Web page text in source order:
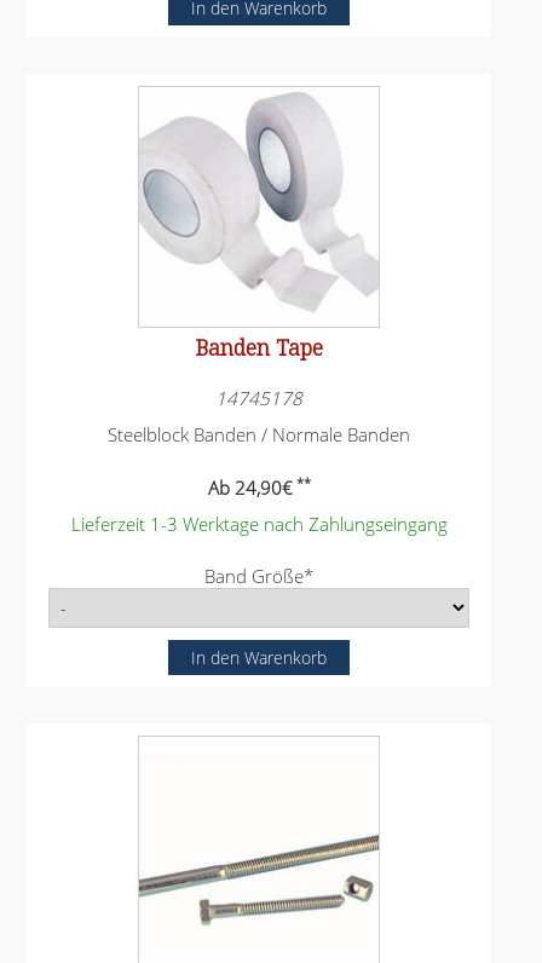
Banden Tape
14745178
Steelblock Banden / Normale Banden
Ab24,90€**
Lieferzeit 1-3 Werktage nach Zahlungseingang
P
l
i
c
f
Band Größe*